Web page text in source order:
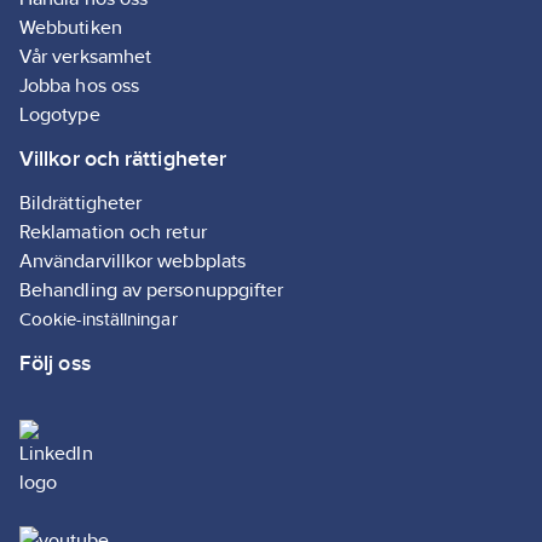
Webbutiken
Vår verksamhet
Jobba hos oss
Logotype
Villkor och rättigheter
Bildrättigheter
Reklamation och retur
Användarvillkor webbplats
Behandling av personuppgifter
Cookie-inställningar
Följ oss